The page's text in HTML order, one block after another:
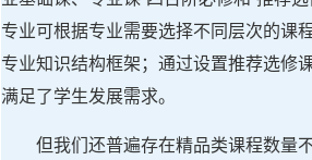
专业可根据专业需要选择不同层次的课
专业知识结构框架；通过设置推荐选修
满足了学生发展需求。
但我们还普遍存在精品类课程数量